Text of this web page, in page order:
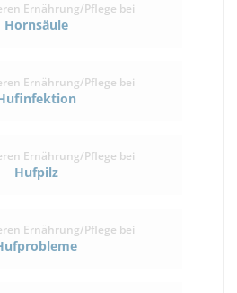
Ernährung/Pflege bei
Hornsäule
Ernährung/Pflege bei
Ernährung/Pflege bei
Hufpilz
Ernährung/Pflege bei